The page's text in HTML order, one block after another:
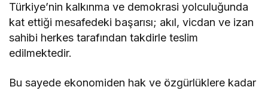
Türkiye’nin kalkınma ve demokrasi yolculuğunda
kat ettiği mesafedeki başarısı; akıl, vicdan ve izan
sahibi herkes tarafından takdirle teslim
edilmektedir.
Bu sayede ekonomiden hak ve özgürlüklere kadar